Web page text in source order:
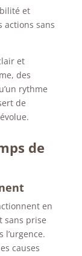
et
sans
et
des
rythme
de
de
en
sans prise
causes